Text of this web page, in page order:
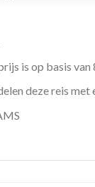
is op basis van
deze reis met